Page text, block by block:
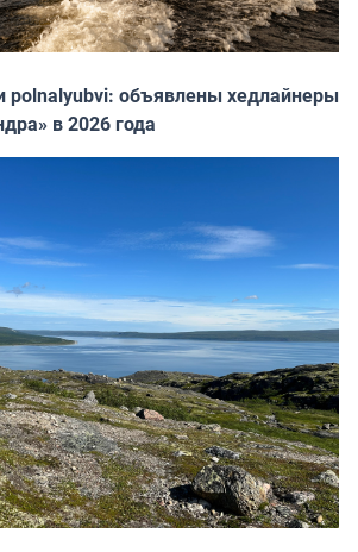
polnalyubvi: объявлены хедлайнеры
в 2026 года